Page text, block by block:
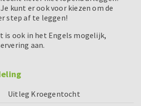
kunt er ook voor kiezen om de
step af te leggen!
is ook in het Engels mogelijk,
aan.
Uitleg Kroegentocht